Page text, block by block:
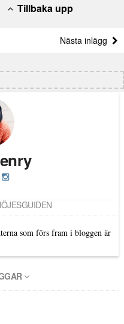
Tillbaka upp
Nästa inlägg
som förs fram i bloggen är